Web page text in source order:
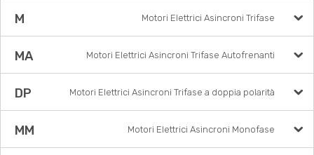
M Motori Elettrici Asincroni Trifase
MA Motori Elettrici Asincroni Trifase Autofrenanti
DP Motori Elettrici Asincroni Trifase a doppia polarità
MM Motori Elettrici Asincroni Monofase